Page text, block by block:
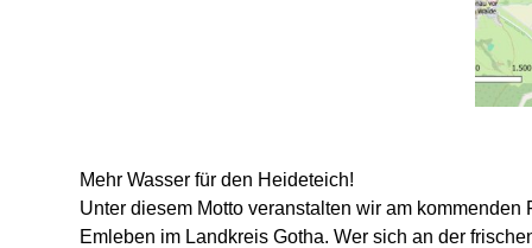
Mehr Wasser für den Heideteich!
Unter diesem Motto veranstalten wir am
Emleben im Landkreis Gotha. Wer sich an der